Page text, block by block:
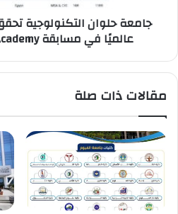
عالميًا في مسابقة Cisco Networking Academy
مقالات ذات صلة